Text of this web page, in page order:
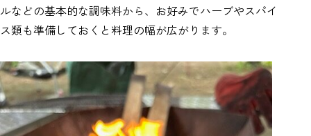
ルなどの基本的な調味料から、お好みでハーブやスパイ
ス類も準備しておくと料理の幅が広がります。